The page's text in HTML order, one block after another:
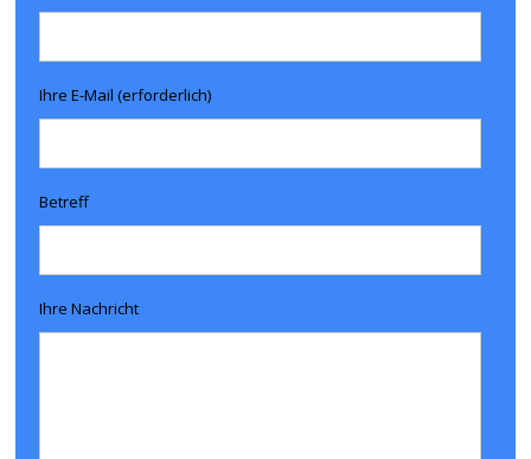
Ihre E-Mail (erforderlich)
Betreff
Ihre Nachricht